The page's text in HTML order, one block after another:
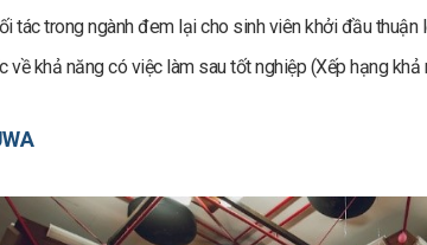
tác trong ngành đem lại cho sinh viên khởi đầu
về khả năng có việc làm sau tốt nghiệp (Xếp hạng